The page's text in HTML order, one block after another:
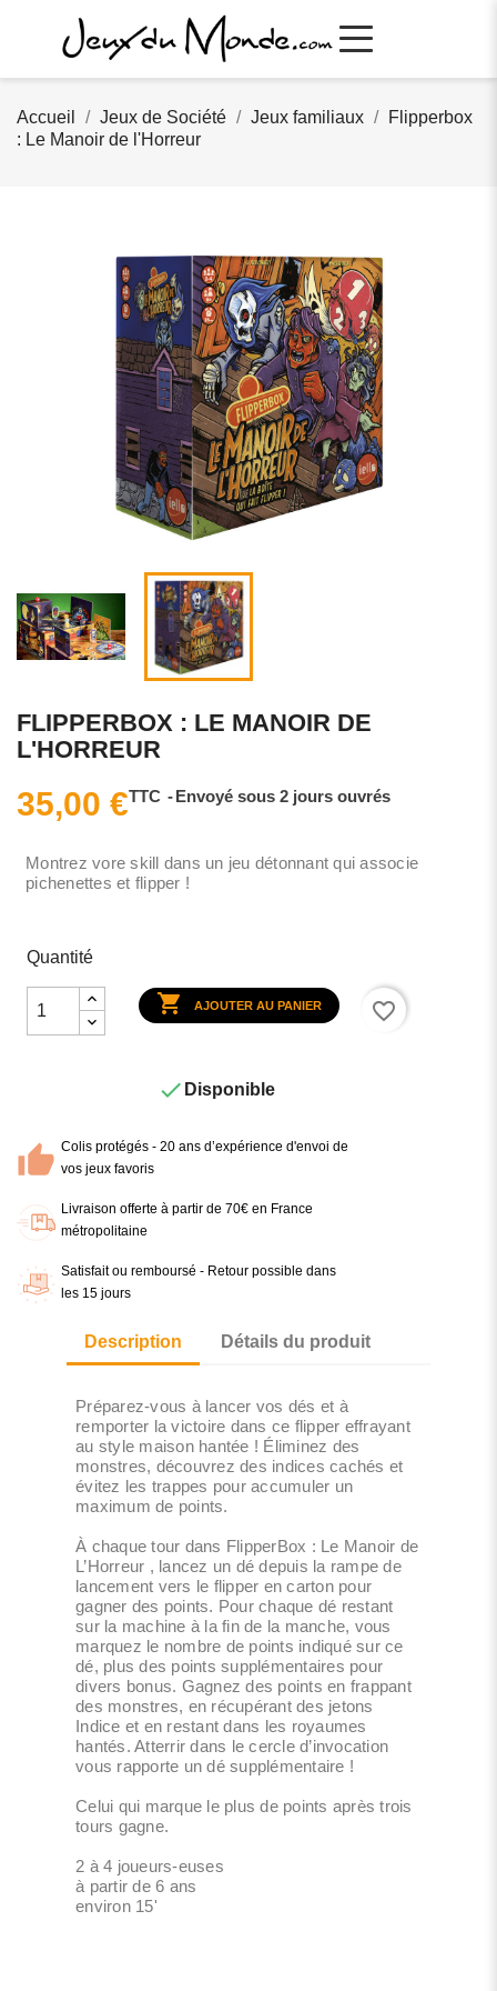
Accueil Jeux de Société Jeux familiaux
Flipperbox
: Le Manoir de l'Horreur
FLIPPERBOX : LE MANOIR DE
L'HORREUR
35,00 €TTC Envoyé sous 2 jours ouvrés
Montrez vore skill dans un jeu détonnant qui associe
pichenettes et flipper !
Quantité
 AJOUTER AU PANIER favorite_border
 Disponible
Colis protégés - 20 ans d’expérience d'envoi de
vos jeux favoris
Livraison offerte à partir de 70€ en France
métropolitaine
Satisfait ou remboursé - Retour possible dans
les 15 jours
Description Détails du produit
Préparez-vous à lancer vos dés et à
remporter la victoire dans ce flipper effrayant
au style maison hantée ! Éliminez des
monstres, découvrez des indices cachés et
évitez les trappes pour accumuler un
maximum de points.
À chaque tour dans FlipperBox : Le Manoir de
L’Horreur , lancez un dé depuis la rampe de
lancement vers le flipper en carton pour
gagner des points. Pour chaque dé restant
sur la machine à la fin de la manche, vous
marquez le nombre de points indiqué sur ce
dé, plus des points supplémentaires pour
divers bonus. Gagnez des points en frappant
des monstres, en récupérant des jetons
Indice et en restant dans les royaumes
hantés. Atterrir dans le cercle d’invocation
vous rapporte un dé supplémentaire !
Celui qui marque le plus de points après trois
tours gagne.
2 à 4 joueurs-euses
à partir de 6 ans
environ 15'